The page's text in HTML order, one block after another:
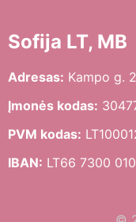
Sofija LT, MB
Adresas: Kampo g.
Įmonės kodas:
PVM kodas:
IBAN: LT66 7300